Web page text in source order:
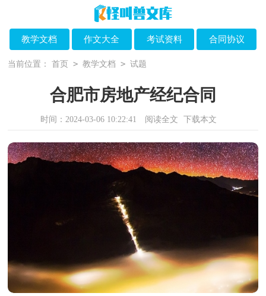
教学文档 作文大全 考试资料 合同协议
当前位置： 首页 > 教学文档 > 试题
合肥市房地产经纪合同
时间：2024-03-06 10:22:41 阅读全文 下载本文